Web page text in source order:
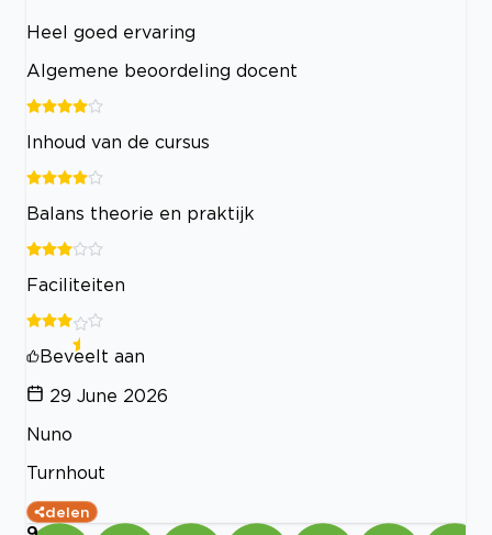
Heel goed ervaring
Algemene beoordeling docent
Inhoud van de cursus
Balans theorie en praktijk
Faciliteiten
Beveelt aan
29 June 2026
Nuno
Turnhout
delen